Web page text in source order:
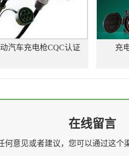
汽车充电枪CQC认证 充
在线留言
意见或者建议，您可以通过这个